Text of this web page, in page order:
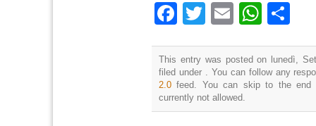
Facebook
TwitterEmail
This entry was posted on lunedì,
filed under . You can follow any
2.0 feed. You can skip to the end
currently not allowed.